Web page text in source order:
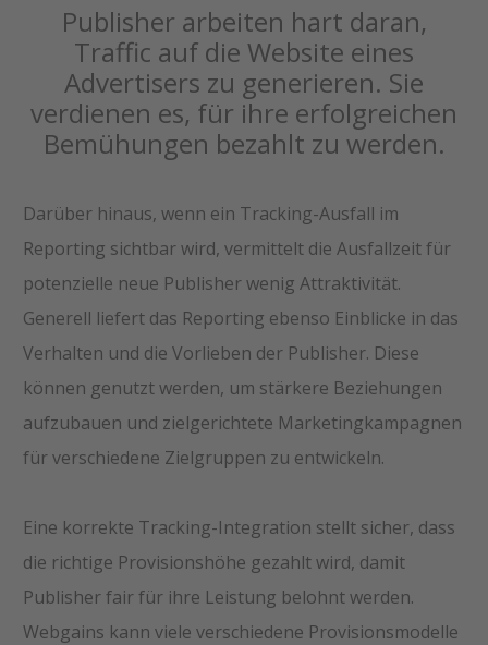
Publisher arbeiten hart daran,
Traffic auf die Website eines
Advertisers zu generieren. Sie
verdienen es, für ihre erfolgreichen
Bemühungen bezahlt zu werden.
Darüber hinaus, wenn ein Tracking-Ausfall im
Reporting sichtbar wird, vermittelt die Ausfallzeit für
potenzielle neue Publisher wenig Attraktivität.
Generell liefert das Reporting ebenso Einblicke in das
Verhalten und die Vorlieben der Publisher. Diese
können genutzt werden, um stärkere Beziehungen
aufzubauen und zielgerichtete Marketingkampagnen
für verschiedene Zielgruppen zu entwickeln.
Eine korrekte Tracking-Integration stellt sicher, dass
die richtige Provisionshöhe gezahlt wird, damit
Publisher fair für ihre Leistung belohnt werden.
Webgains kann viele verschiedene Provisionsmodelle